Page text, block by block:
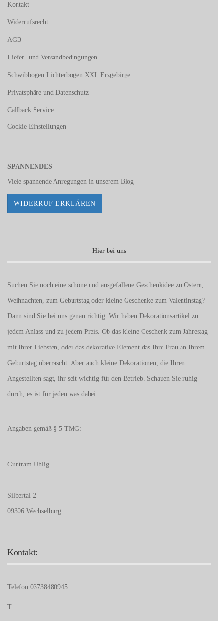
Kontakt
Widerrufsrecht
AGB
Liefer- und Versandbedingungen
Schwibbogen Lichterbogen XXL Erzgebirge
Privatsphäre und Datenschutz
Callback Service
Cookie Einstellungen
SPANNENDES
Viele spannende Anregungen in unserem Blog
WIDERRUF ERKLÄREN
Hier bei uns
Suchen Sie noch eine schöne und ausgefallene Geschenkidee zu Ostern,
Weihnachten, zum Geburtstag oder kleine Geschenke zum Valentinstag?
Dann sind Sie bei uns genau richtig. Wir haben Dekorationsartikel zu
jedem Anlass und zu jedem Preis. Ob das kleine Geschenk zum Jahrestag
mit Ihrer Liebsten, oder das dekorative Element das Ihre Frau an Ihrem
Geburtstag überrascht. Aber auch kleine Dekorationen, die Ihren
Angestellten sagt, ihr seit wichtig für den Betrieb. Schauen Sie ruhig
durch, es ist für jeden was dabei.
Angaben gemäß § 5 TMG:
Guntram Uhlig
Silbertal 2
09306 Wechselburg
Kontakt:
Telefon:03738480945
T: